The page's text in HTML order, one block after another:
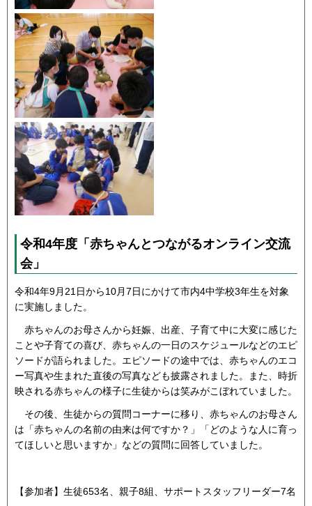
令和4年度「赤ちゃんとつながるオンライン交流
会」
令和4年9月21日から10月7日にかけて市内4中学校3年生を対象
に実施しました。
赤ちゃんのお母さんから妊娠、出産、子育て中に大変に感じた
ことや子育ての喜び、赤ちゃんの一日のスケジュールなどのエピ
ソードが語られました。エピソードの途中では、赤ちゃんのエコ
ー写真や生まれた直後の写真なども披露されました。また、時折
映される赤ちゃんの様子に生徒からは笑みがこぼれていました。
その後、生徒からの質問コーナーに移り、赤ちゃんのお母さん
は「赤ちゃんの名前の由来は何ですか？」「どのような人に育っ
てほしいと思いますか」などの質問に回答していました。
【参加者】生徒653名、親子8組、サポートスタッフリーダー7名